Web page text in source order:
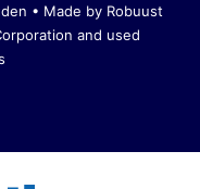
• Made by Robuust
and used